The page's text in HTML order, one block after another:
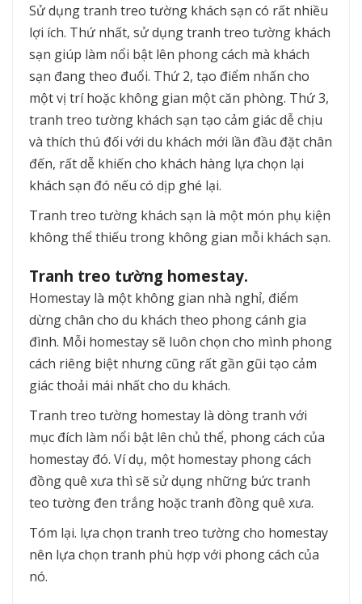
Sử dụng tranh treo tường khách sạn có rất nhiều
lợi ích. Thứ nhất, sử dụng tranh treo tường khách
sạn giúp làm nổi bật lên phong cách mà khách
sạn đang theo đuổi. Thứ 2, tạo điểm nhấn cho
một vị trí hoặc không gian một căn phòng. Thứ 3,
tranh treo tường khách sạn tạo cảm giác dễ chịu
và thích thú đối với du khách mới lần đầu đặt chân
đến, rất dễ khiến cho khách hàng lựa chọn lại
khách sạn đó nếu có dịp ghé lại.
Tranh treo tường khách sạn là một món phụ kiện
không thể thiếu trong không gian mỗi khách sạn.
Tranh treo tường homestay.
Homestay là một không gian nhà nghỉ, điểm
dừng chân cho du khách theo phong cánh gia
đình. Mỗi homestay sẽ luôn chọn cho mình phong
cách riêng biệt nhưng cũng rất gần gũi tạo cảm
giác thoải mái nhất cho du khách.
Tranh treo tường homestay là dòng tranh với
mục đích làm nổi bật lên chủ thể, phong cách của
homestay đó. Ví dụ, một homestay phong cách
đồng quê xưa thì sẽ sử dụng những bức tranh
teo tường đen trắng hoặc tranh đồng quê xưa.
Tóm lại. lựa chọn tranh treo tường cho homestay
nên lựa chọn tranh phù hợp với phong cách của
nó.